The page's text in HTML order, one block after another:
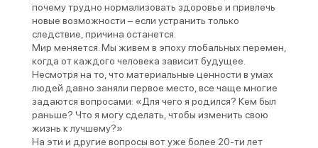
почему трудно нормализовать здоровье и привлечь
новые возможности – если устранить только
следствие, причина останется.
Мир меняется. Мы живем в эпоху глобальных перемен,
когда от каждого человека зависит будущее.
Несмотря на то, что материальные ценности в умах
людей давно заняли первое место, все чаще многие
задаются вопросами: «Для чего я родился? Кем был
раньше? Что я могу сделать, чтобы изменить свою
жизнь к лучшему?»
На эти и другие вопросы вот уже более 20-ти лет